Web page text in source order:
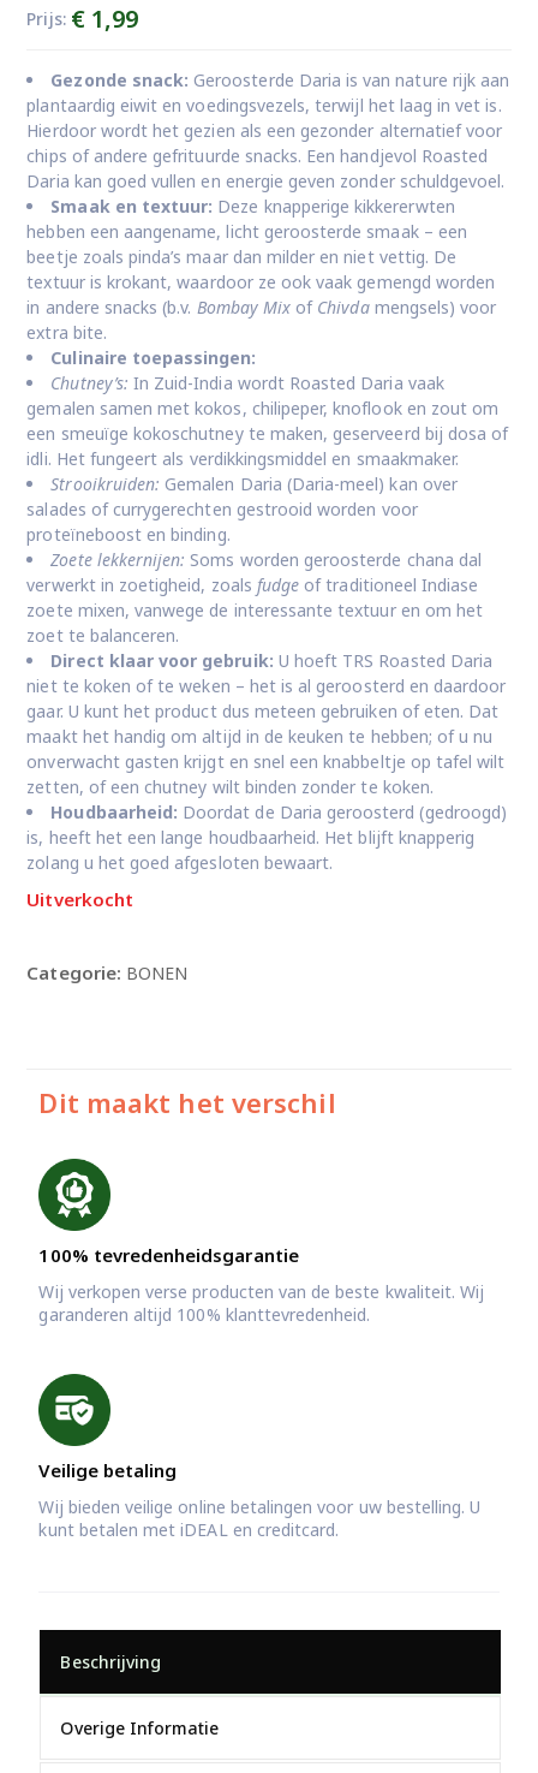
Prijs: €1,99
Gezonde snack: Geroosterde Daria is van nature rijk aan
plantaardig eiwit en voedingsvezels, terwijl het laag in vet is.
Hierdoor wordt het gezien als een gezonder alternatief voor
chips of andere gefrituurde snacks. Een handjevol Roasted
Daria kan goed vullen en energie geven zonder schuldgevoel.
Smaak en textuur: Deze knapperige kikkererwten
hebben een aangename, licht geroosterde smaak – een
beetje zoals pinda’s maar dan milder en niet vettig. De
textuur is krokant, waardoor ze ook vaak gemengd worden
in andere snacks (b.v. Bombay Mix of Chivdamengsels) voor
extra bite.
Culinaire toepassingen:
Chutney’s: In Zuid-India wordt Roasted Daria vaak
gemalen samen met kokos, chilipeper, knoflook en zout om
een smeuïge kokoschutney te maken, geserveerd bij dosa of
idli. Het fungeert als verdikkingsmiddel en smaakmaker.
Strooikruiden: Gemalen Daria (Daria-meel) kan over
salades of currygerechten gestrooid worden voor
proteïneboost en binding.
Zoete lekkernijen: Soms worden geroosterde chana dal
verwerkt in zoetigheid, zoals fudge of traditioneel Indiase
zoete mixen, vanwege de interessante textuur en om het
zoet te balanceren.
Direct klaar voor gebruik: U hoeft TRS Roasted Daria
niet te koken of te weken – het is al geroosterd en daardoor
gaar. U kunt het product dus meteen gebruiken of eten. Dat
maakt het handig om altijd in de keuken te hebben; of u nu
onverwacht gasten krijgt en snel een knabbeltje op tafel wilt
zetten, of een chutney wilt binden zonder te koken.
Houdbaarheid: Doordat de Daria geroosterd (gedroogd)
is, heeft het een lange houdbaarheid. Het blijft knapperig
zolang u het goed afgesloten bewaart.
Uitverkocht
Categorie: BONEN
Dit maakt het verschil
100% tevredenheidsgarantie
Wij verkopen verse producten van de beste kwaliteit. Wij
garanderen altijd 100% klanttevredenheid.
Veilige betaling
Wij bieden veilige online betalingen voor uw bestelling. U
kunt betalen met iDEAL en creditcard.
Beschrijving
Overige Informatie